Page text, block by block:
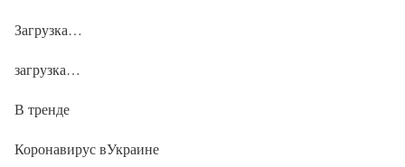
Загрузка…
загрузка…
В тренде
Коронавирус вУкраине